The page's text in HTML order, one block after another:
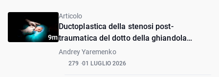
9m
Articolo
Ductoplastica della stenosi post-
traumatica del dotto della ghiandola
salivare parotide.
Andrey Yaremenko
279 01 LUGLIO 2026